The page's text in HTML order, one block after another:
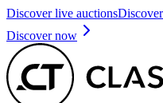
Discover live auctions
Discover now